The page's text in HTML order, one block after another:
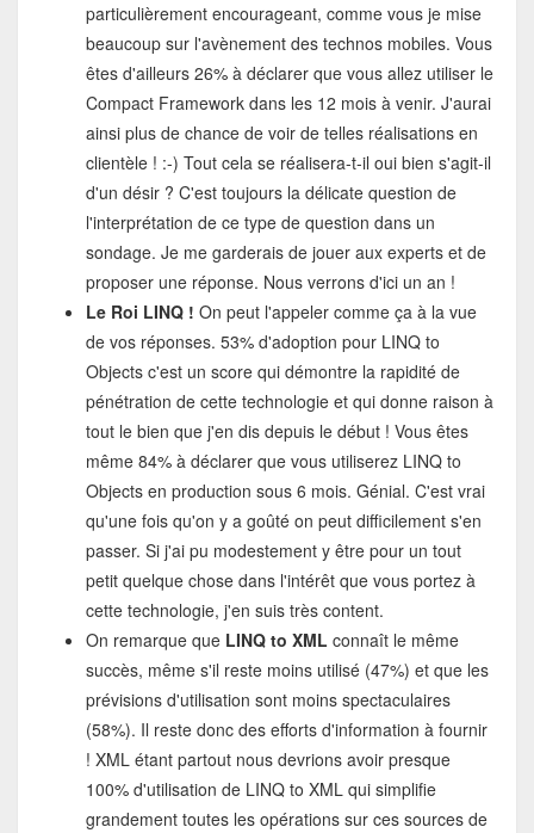
particulièrement encourageant, comme vous je mise
beaucoup sur l'avènement des technos mobiles. Vous
êtes d'ailleurs 26% à déclarer que vous allez utiliser le
Compact Framework dans les 12 mois à venir. J'aurai
ainsi plus de chance de voir de telles réalisations en
clientèle ! :-) Tout cela se réalisera-t-il oui bien s'agit-il
d'un désir ? C'est toujours la délicate question de
l'interprétation de ce type de question dans un
sondage. Je me garderais de jouer aux experts et de
proposer une réponse. Nous verrons d'ici un an !
Le Roi LINQ ! On peut l'appeler comme ça à la vue
de vos réponses. 53% d'adoption pour LINQ to
Objects c'est un score qui démontre la rapidité de
pénétration de cette technologie et qui donne raison à
tout le bien que j'en dis depuis le début ! Vous êtes
même 84% à déclarer que vous utiliserez LINQ to
Objects en production sous 6 mois. Génial. C'est vrai
qu'une fois qu'on y a goûté on peut difficilement s'en
passer. Si j'ai pu modestement y être pour un tout
petit quelque chose dans l'intérêt que vous portez à
cette technologie, j'en suis très content.
On remarque que LINQ to XML connaît le même
succès, même s'il reste moins utilisé (47%) et que les
prévisions d'utilisation sont moins spectaculaires
(58%). Il reste donc des efforts d'information à fournir
! XML étant partout nous devrions avoir presque
100% d'utilisation de LINQ to XML qui simplifie
grandement toutes les opérations sur ces sources de